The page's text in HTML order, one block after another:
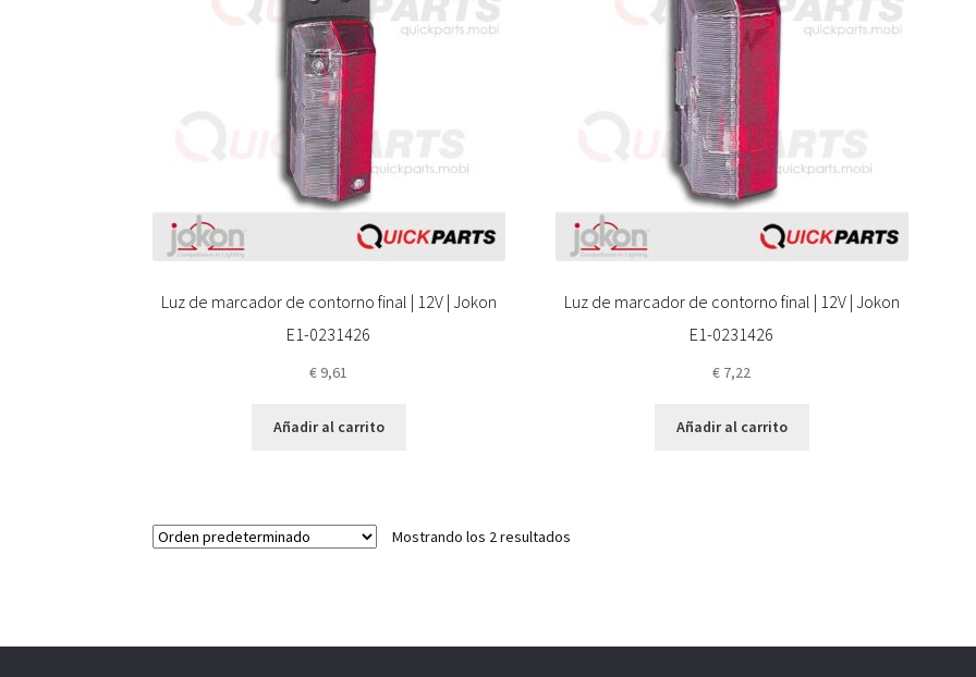
Luz de marcador de contorno final | 12V | Jokon
E1-0231426
€ 9,61
Añadir al carrito
Luz de marcador de contorno final | 12V | Jokon
E1-0231426
€ 7,22
Añadir al carrito
Mostrando los 2 resultados